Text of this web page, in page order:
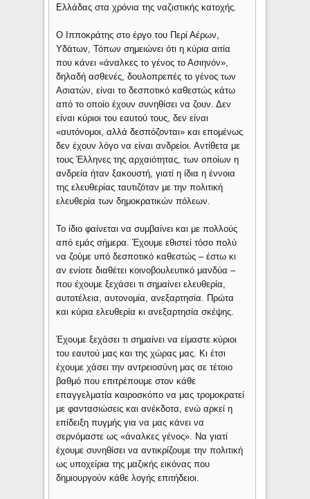
Ελλάδας στα χρόνια της ναζιστικής κατοχής.
Ο Ιπποκράτης στο έργο του Περί Αέρων,
Υδάτων, Τόπων σημειώνει ότι η κύρια αιτία
που κάνει «άναλκες το γένος το Ασιηνόν»,
δηλαδή ασθενές, δουλοπρεπές το γένος των
Ασιατών, είναι το δεσποτικό καθεστώς κάτω
από το οποίο έχουν συνηθίσει να ζουν. Δεν
είναι κύριοι του εαυτού τους, δεν είναι
«αυτόνομοι, αλλά δεσπόζονται» και επομένως
δεν έχουν λόγο να είναι ανδρείοι. Αντίθετα με
τους Έλληνες της αρχαιότητας, των οποίων η
ανδρεία ήταν ξακουστή, γιατί η ίδια η έννοια
της ελευθερίας ταυτιζόταν με την πολιτική
ελευθερία των δημοκρατικών πόλεων.
Το ίδιο φαίνεται να συμβαίνει και με πολλούς
από εμάς σήμερα. Έχουμε εθιστεί τόσο πολύ
να ζούμε υπό δεσποτικό καθεστώς – έστω κι
αν ενίοτε διαθέτει κοινοβουλευτικό μανδύα –
που έχουμε ξεχάσει τι σημαίνει ελευθερία,
αυτοτέλεια, αυτονομία, ανεξαρτησία. Πρώτα
και κύρια ελευθερία κι ανεξαρτησία σκέψης.
Έχουμε ξεχάσει τι σημαίνει να είμαστε κύριοι
του εαυτού μας και της χώρας μας. Κι έτσι
έχουμε χάσει την αντρειοσύνη μας σε τέτοιο
βαθμό που επιτρέπουμε στον κάθε
επαγγελματία καιροσκόπο να μας τρομοκρατεί
με φαντασιώσεις και ανέκδοτα, ενώ αρκεί η
επίδειξη πυγμής για να μας κάνει να
σερνόμαστε ως «άναλκες γένος». Να γιατί
έχουμε συνηθίσει να αντικρίζουμε την πολιτική
ως υποχείρια της μαζικής εικόνας που
δημιουργούν κάθε λογής επιτήδειοι.